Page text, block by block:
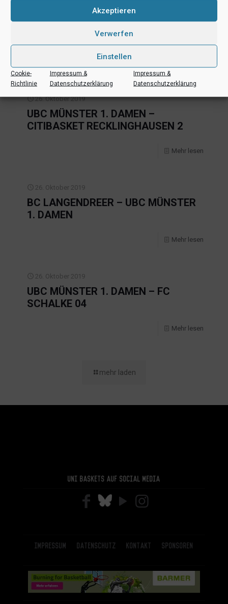
Akzeptieren
Verwerfen
Einstellen
Cookie-
Richtlinie
Impressum &
Datenschutzerklärung
Impressum &
Datenschutzerklärung
UBC MÜNSTER 1. DAMEN – ASC 09
26. Oktober 2019
UBC MÜNSTER 1. DAMEN –
CITIBASKET RECKLINGHAUSEN 2
Mehr lesen
26. Oktober 2019
BC LANGENDREER – UBC MÜNSTER
1. DAMEN
Mehr lesen
26. Oktober 2019
UBC MÜNSTER 1. DAMEN – FC
SCHALKE 04
Mehr lesen
mehr laden
Uni Baskets auf Social Media
Impressum Datenschutz Kontakt Sponsoren